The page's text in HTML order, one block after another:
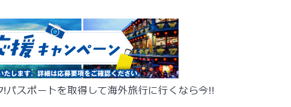
スポートを取得して海外旅行に行くなら今!!